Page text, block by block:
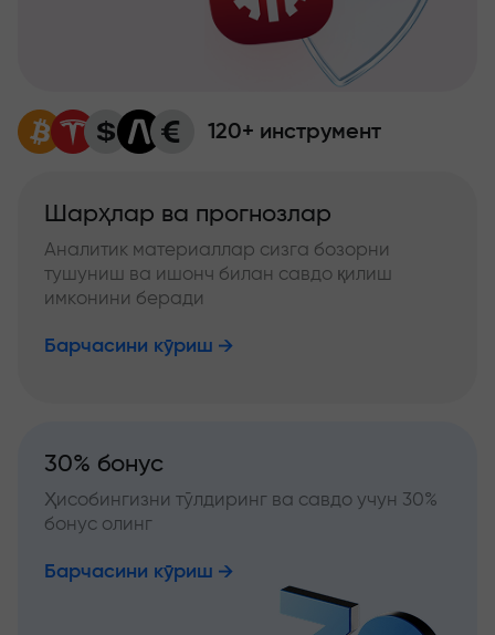
120+ инструмент
Шарҳлар ва прогнозлар
Аналитик материаллар сизга бозорни
тушуниш ва ишонч билан савдо қилиш
имконини беради
Барчасини кўриш
30% бонус
Ҳисобингизни тўлдиринг ва савдо учун 30%
бонус олинг
Барчасини кўриш